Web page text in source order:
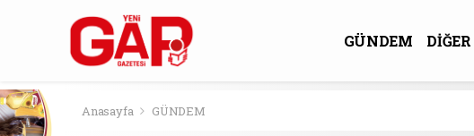
GÜNDEM DİĞER
Anasayfa GÜNDEM